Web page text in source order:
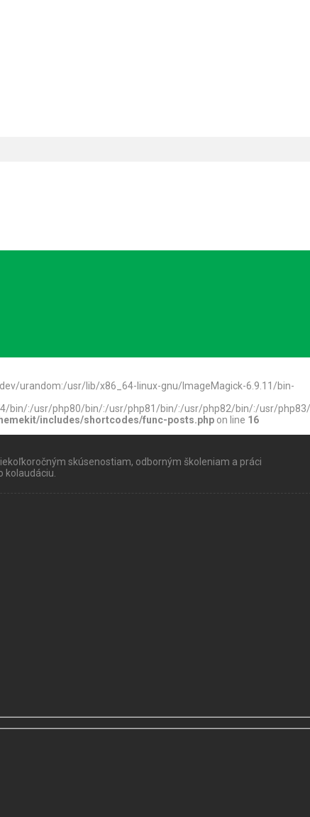
urandom:/usr/lib/x86_64-linux-gnu/ImageMagick-6.9.11/bin-
:/usr/php80/bin/:/usr/php81/bin/:/usr/php82/bin/:/usr/
includes/shortcodes/func-posts.php on line 16
skúsenostiam, odborným školeniam a práci
kolaudáciu.